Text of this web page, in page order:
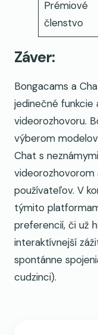
Prémiové
členstvo
Záver:
Bongacams a
jedinečné funkcie
videorozhovoru.
výberom
Chat s
používateľov. V
týmito
preferencií, či už
interaktívnejší
spontánne
cudzinci).